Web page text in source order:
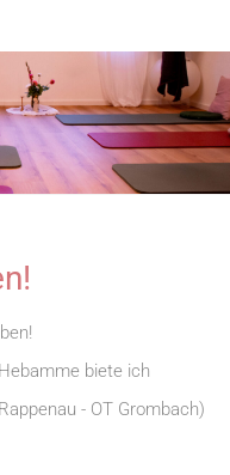
biete ich
- OT Grombach)